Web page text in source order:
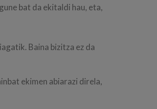
bat da ekitaldi hau, eta,
Baina bizitza ez da
ekimen abiarazi direla,